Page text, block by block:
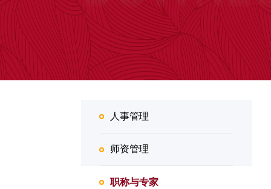
人事管理
师资管理
职称与专家